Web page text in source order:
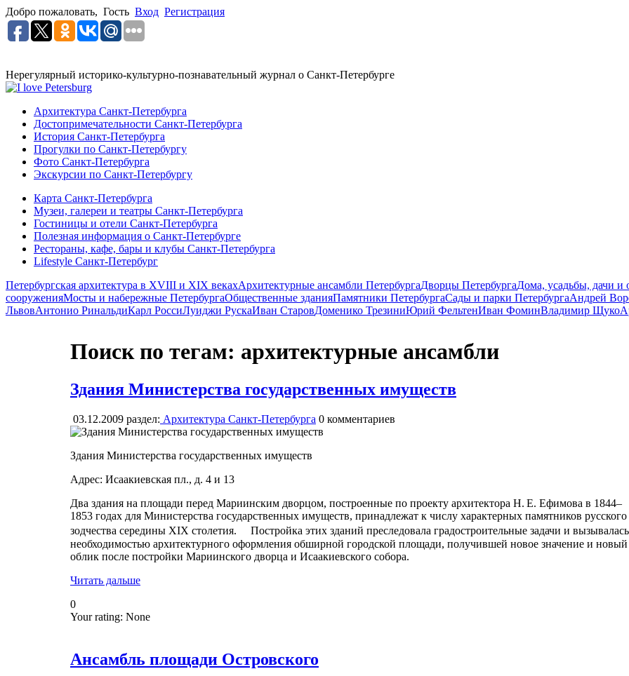
Добро пожаловать, Гость Вход Регистрация
Нерегулярный историко-культурно-познавательный журнал о Санкт-Петербурге
Архитектура Санкт-Петербурга
Достопримечательности Санкт-Петербурга
История Санкт-Петербурга
Прогулки по Санкт-Петербургу
Фото Санкт-Петербурга
Экскурсии по Санкт-Петербургу
Карта Санкт-Петербурга
Музеи, галереи и театры Санкт-Петербурга
Гостиницы и отели Санкт-Петербурга
Полезная информация о Санкт-Петербурге
Рестораны, кафе, бары и клубы Санкт-Петербурга
Lifestyle Санкт-Петербург
Петербургская архитектура в XVIII и XIX векахАрхитектурные ансамбли ПетербургаДворцы ПетербургаДома, усадьбы, дачи и
сооруженияМосты и набережные ПетербургаОбщественные зданияПамятники ПетербургаСады и парки ПетербургаАндрей
ЛьвовАнтонио РинальдиКарл РоссиЛуиджи РускаИван СтаровДоменико ТрезиниЮрий ФельтенИван ФоминВладимир Щуко
Поиск по тегам: архитектурные ансамбли
Здания Министерства государственных имуществ
03.12.2009 раздел: Архитектура Санкт-Петербурга 0 комментариев
Здания Министерства государственных имуществ
Адрес: Исаакиевская пл., д. 4 и 13
Два здания на площади перед Мариинским дворцом, построенные по проекту архитектора Н. Е. Ефимова в 1844–
1853 годах для Министерства государственных имуществ, принадлежат к числу характерных памятников русского
зодчества середины XIX столетия. Постройка этих зданий преследовала градостроительные задачи и вызывалась
необходимостью архитектурного оформления обширной городской площади, получившей новое значение и новый
облик после постройки Мариинского дворца и Исаакиевского собора.
Читать дальше
0
Your rating: None
Ансамбль площади Островского